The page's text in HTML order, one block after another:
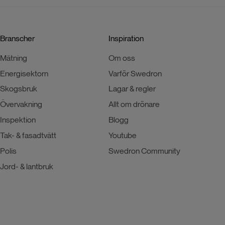
Branscher
Mätning
Energisektorn
Skogsbruk
Övervakning
Inspektion
Tak- & fasadtvätt
Polis
Jord- & lantbruk
Inspiration
Om oss
Varför Swedron
Lagar & regler
Allt om drönare
Blogg
Youtube
Swedron Community